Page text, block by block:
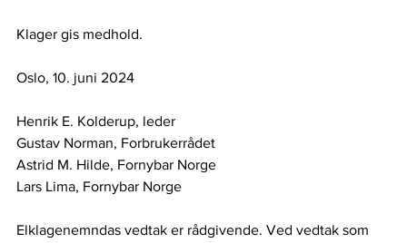
Klager gis medhold.
Oslo, 10. juni 2024
Henrik E. Kolderup, leder
Gustav Norman, Forbrukerrådet
Astrid M. Hilde, Fornybar Norge
Lars Lima, Fornybar Norge
Elklagenemndas vedtak er rådgivende. Ved vedtak som